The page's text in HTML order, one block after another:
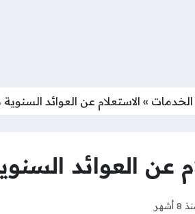
الخدمات » الاستعلام عن العوائد السنوية
عن العوائد
أشهر